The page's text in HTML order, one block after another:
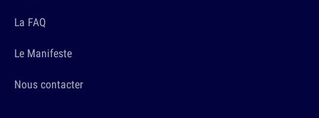
La FAQ
Le Manifeste
Nous contacter